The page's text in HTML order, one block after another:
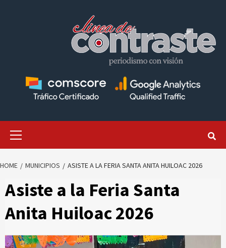
HOME MUNICIPIOS ASISTE A LA FERIA SANTA ANITA HUILOAC 2026
Asiste a la Feria Santa
Anita Huiloac 2026